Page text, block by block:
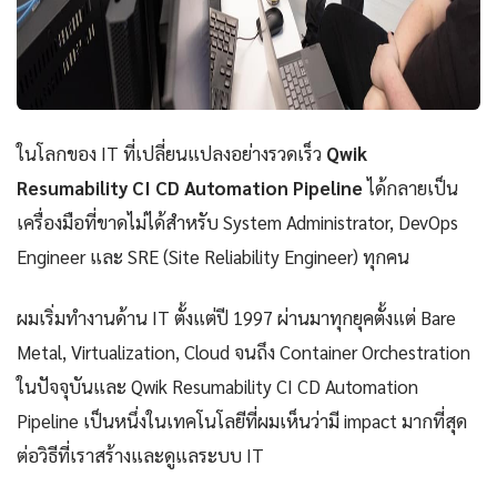
ในโลกของ IT ที่เปลี่ยนแปลงอย่างรวดเร็ว Qwik
Resumability CI CD Automation Pipelineได้กลายเป็น
เครื่องมือที่ขาดไม่ได้สำหรับ System Administrator, DevOps
Engineer และ SRE (Site Reliability Engineer) ทุกคน
ผมเริ่มทำงานด้าน IT ตั้งแต่ปี 1997 ผ่านมาทุกยุคตั้งแต่ Bare
Metal, Virtualization, Cloud จนถึง Container Orchestration
ในปัจจุบันและ Qwik Resumability CI CD Automation
Pipeline เป็นหนึ่งในเทคโนโลยีที่ผมเห็นว่ามี impact มากที่สุด
ต่อวิธีที่เราสร้างและดูแลระบบ IT